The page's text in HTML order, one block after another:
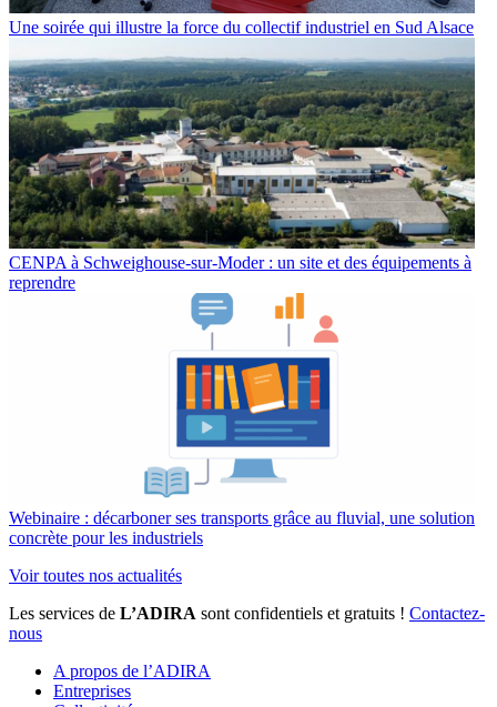
Une soirée qui illustre la force du collectif industriel en Sud Alsace
CENPA à Schweighouse-sur-Moder : un site et des équipements à
reprendre
Webinaire : décarboner ses transports grâce au fluvial, une solution
concrète pour les industriels
Voir toutes nos actualités
Les services de L’ADIRA sont confidentiels et gratuits ! Contactez-
nous
A propos de l’ADIRA
Entreprises